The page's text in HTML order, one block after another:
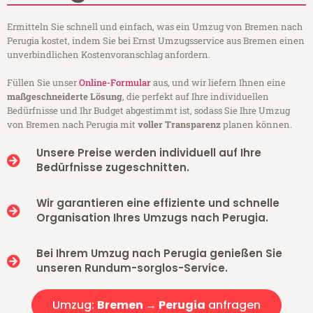
Ermitteln Sie schnell und einfach, was ein Umzug von Bremen nach
Perugia kostet, indem Sie bei Ernst Umzugsservice aus Bremen einen
unverbindlichen Kostenvoranschlag anfordern.
Füllen Sie unserOnline-Formularaus, und wir liefern Ihnen eine
maßgeschneiderte Lösung, die perfekt auf Ihre individuellen
Bedürfnisse und Ihr Budget abgestimmt ist, sodass Sie Ihre Umzug
von Bremen nach Perugia mitvoller Transparenzplanen können.
Unsere Preise werden individuell auf Ihre
Bedürfnisse zugeschnitten.
Wir garantieren eine effiziente und schnelle
Organisation Ihres Umzugs nach Perugia.
Bei Ihrem Umzug nach Perugia genießen Sie
unseren Rundum-sorglos-Service.
Umzug: Bremen → Perugia anfragen